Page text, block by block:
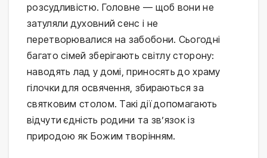
розсудливістю. Головне — щоб вони не
затуляли духовний сенс і не
перетворювалися на забобони. Сьогодні
багато сімей зберігають світлу сторону:
наводять лад у домі, приносять до храму
гілочки для освячення, збираються за
святковим столом. Такі дії допомагають
відчути єдність родини та зв’язок із
природою як Божим творінням.